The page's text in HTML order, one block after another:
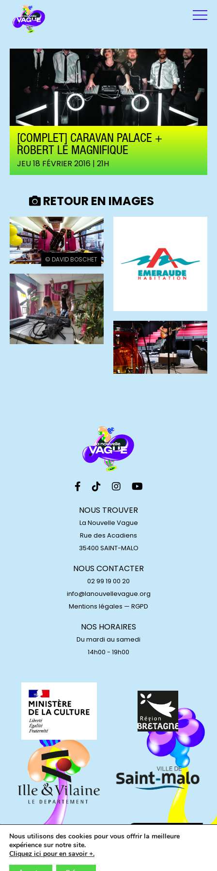
[COMPLET] CARAVAN PALACE +
ROBERT LE MAGNIFIQUE
JEU 18 FÉVRIER 2016 | 21H
RETOUR EN IMAGES
© DAVID BOSCHET
NOUS TROUVER
La Nouvelle Vague
Rue des Acadiens
35400 SAINT-MALO
NOUS CONTACTER
02 99 19 00 20
info@lanouvellevague.org
Mentions légales — RGPD
NOS HORAIRES
Du mardi au samedi
14h00 - 19h00
Nous utilisons des cookies pour vous offrir la meilleure
expérience sur notre site.
Cliquez ici pour en savoir +.